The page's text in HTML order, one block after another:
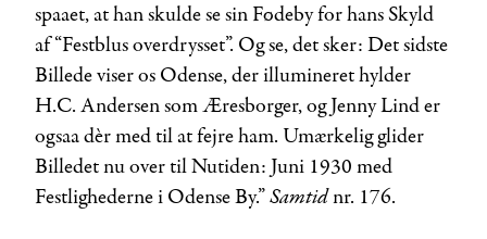
spaaet, at han skulde se sin Fødeby for hans Skyld
af “Festblus overdrysset”. Og se, det sker: Det sidste
Billede viser os Odense, der illumineret hylder
H.C. Andersen som Æresborger, og Jenny Lind er
ogsaa dèr med til at fejre ham. Umærkelig glider
Billedet nu over til Nutiden: Juni 1930 med
Festlighederne i Odense By.”Samtidnr. 176.